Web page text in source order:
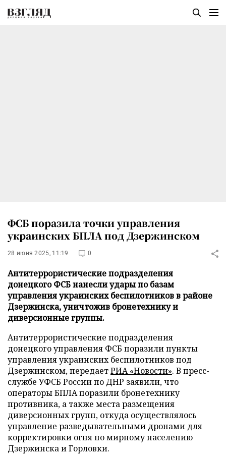
ФСБ поразила точки управления
украинских БПЛА под Дзержинском
28 июня 2025, 11:19 0
Антитеррористические подразделения
донецкого ФСБ нанесли удары по базам
управления украинских беспилотников в районе
Дзержинска, уничтожив бронетехнику и
диверсионные группы.
Антитеррористические подразделения
донецкого управления ФСБ поразили пункты
управления украинских беспилотников под
Дзержинском, передаетРИА «Новости». В пресс-
службе УФСБ России по ДНР заявили, что
операторы БПЛА поразили бронетехнику
противника, а также места размещения
диверсионных групп, откуда осуществлялось
управление разведывательными дронами для
корректировки огня по мирному населению
Дзержинска и Горловки.